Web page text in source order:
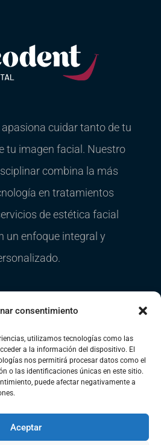
consentimiento
utilizamos tecnologías como las
a la información del dispositivo. El
nos permitirá procesar datos como el
o las identificaciones únicas en este sitio.
puede afectar negativamente a
Aceptar
cuidar tanto de tu
tu imagen facial. Nuestro
combina la más
en tratamientos
de estética facial
un enfoque integral y
/Blog/Contacto